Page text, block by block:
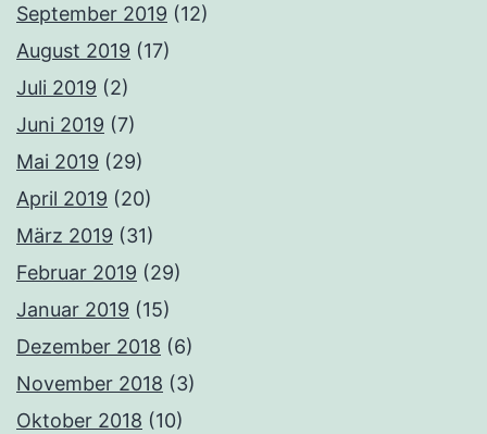
September 2019 (12)
August 2019 (17)
Juli 2019 (2)
Juni 2019 (7)
Mai 2019 (29)
April 2019 (20)
März 2019 (31)
Februar 2019 (29)
Januar 2019 (15)
Dezember 2018 (6)
November 2018 (3)
Oktober 2018 (10)